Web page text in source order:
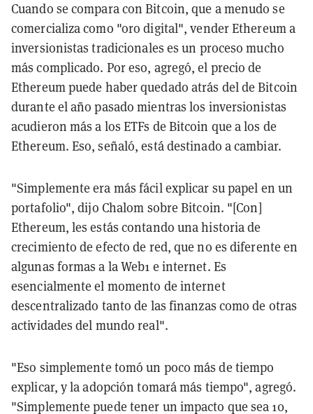
Cuando se compara con Bitcoin, que a menudo se
comercializa como "oro digital", vender Ethereum a
inversionistas tradicionales es un proceso mucho
más complicado. Por eso, agregó, el precio de
Ethereum puede haber quedado atrás del de Bitcoin
durante el año pasado mientras los inversionistas
acudieron más a los ETFs de Bitcoin que a los de
Ethereum. Eso, señaló, está destinado a cambiar.
"Simplemente era más fácil explicar su papel en un
portafolio", dijo Chalom sobre Bitcoin. "[Con]
Ethereum, les estás contando una historia de
crecimiento de efecto de red, que no es diferente en
algunas formas a la Web1 e internet. Es
esencialmente el momento de internet
descentralizado tanto de las finanzas como de otras
actividades del mundo real".
"Eso simplemente tomó un poco más de tiempo
explicar, y la adopción tomará más tiempo", agregó.
"Simplemente puede tener un impacto que sea 10,